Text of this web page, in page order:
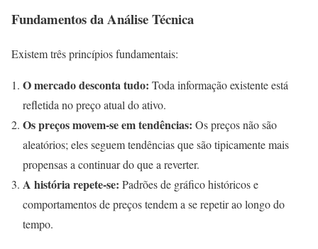
Fundamentos da Análise Técnica
Existem três princípios fundamentais:
O mercado desconta tudo: Toda informação existente está
refletida no preço atual do ativo.
Os preços movem-se em tendências: Os preços não são
aleatórios; eles seguem tendências que são tipicamente mais
propensas a continuar do que a reverter.
A história repete-se: Padrões de gráfico históricos e
comportamentos de preços tendem a se repetir ao longo do
tempo.